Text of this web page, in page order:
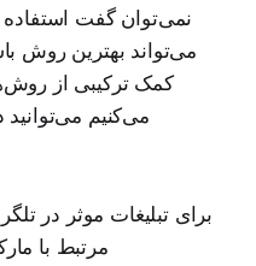
نمی‌توان گفت استفاده
می‌تواند بهترین روش
کمک ترکیبی از
می‌کنیم می‌توانید
برای تبلیغات موثر در